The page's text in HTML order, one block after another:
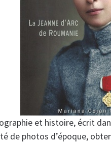
et histoire, écrit
de photos d’époque,